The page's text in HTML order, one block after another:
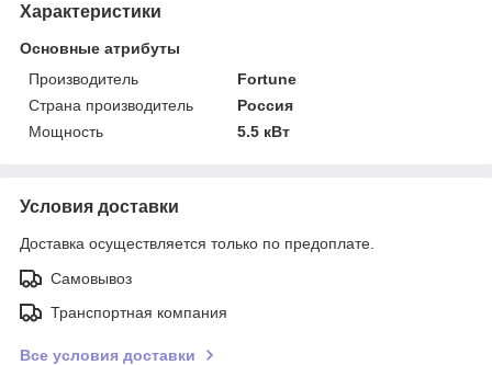
Характеристики
Основные атрибуты
Производитель
Fortune
Страна производитель
Россия
Мощность
5.5 кВт
Условия доставки
Доставка осуществляется только по предоплате.
Самовывоз
Транспортная компания
Все условия доставки